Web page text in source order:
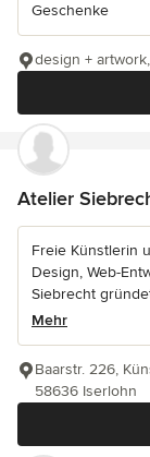
Geschenke
design +
Atelier
Freie Künstlerin
Design, Web-
Siebrecht
Mehr
Baarstr. 226,
58636 Iserlohn